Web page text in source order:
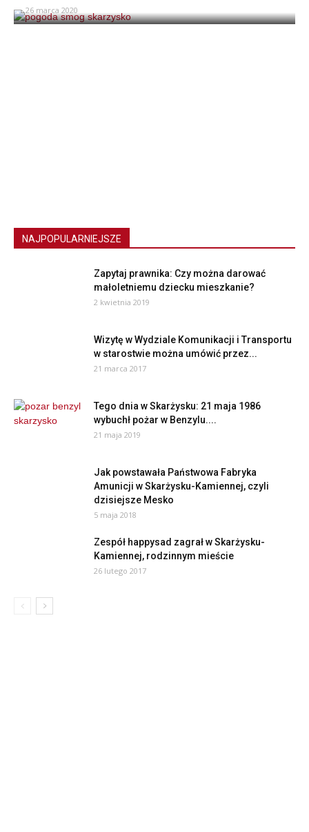
26 marca 2020
NAJPOPULARNIEJSZE
Zapytaj prawnika: Czy można darować
małoletniemu dziecku mieszkanie?
2 kwietnia 2019
Wizytę w Wydziale Komunikacji i Transportu
w starostwie można umówić przez...
21 marca 2017
Tego dnia w Skarżysku: 21 maja 1986
wybuchł pożar w Benzylu....
21 maja 2019
Jak powstawała Państwowa Fabryka
Amunicji w Skarżysku-Kamiennej, czyli
dzisiejsze Mesko
5 maja 2018
Zespół happysad zagrał w Skarżysku-
Kamiennej, rodzinnym mieście
26 lutego 2017